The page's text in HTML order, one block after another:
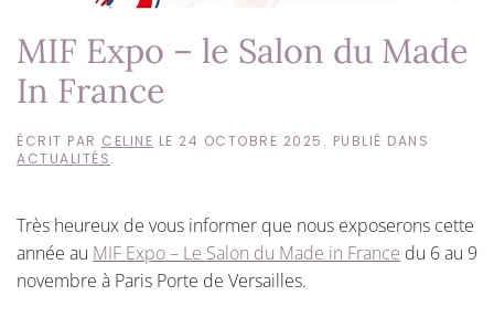
MIF Expo – le Salon du Made
In France
ÉCRIT PAR CELINE LE 24 OCTOBRE 2025 . PUBLIÉ DANS
ACTUALITÉS.
Très heureux de vous informer que nous exposerons cette
année au MIF Expo – Le Salon du Made in France du 6 au 9
novembre à Paris Porte de Versailles.